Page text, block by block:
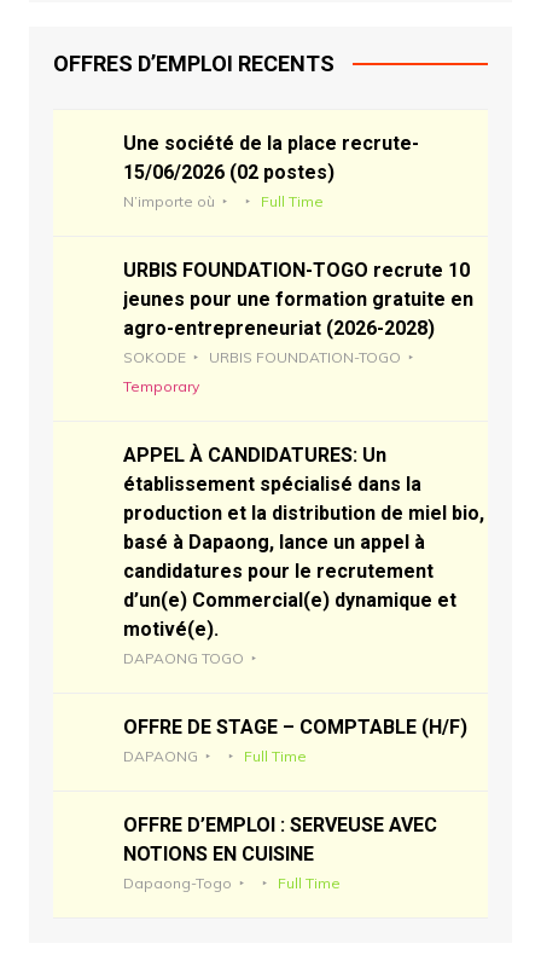
OFFRES D’EMPLOI RECENTS
Une société de la place recrute-
15/06/2026 (02 postes)
N’importe où Full Time
URBIS FOUNDATION-TOGO recrute 10
jeunes pour une formation gratuite en
agro-entrepreneuriat (2026-2028)
SOKODE
URBIS FOUNDATION-TOGO
Temporary
APPEL À CANDIDATURES: Un
établissement spécialisé dans la
production et la distribution de miel bio,
basé à Dapaong, lance un appel à
candidatures pour le recrutement
d’un(e) Commercial(e) dynamique et
motivé(e).
DAPAONG TOGO
OFFRE DE STAGE – COMPTABLE (H/F)
DAPAONG Full Time
OFFRE D’EMPLOI : SERVEUSE AVEC
NOTIONS EN CUISINE
Dapaong-Togo Full Time